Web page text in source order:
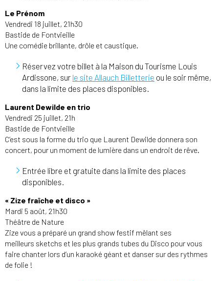
Le Prénom
Vendredi 18 juillet, 21h30
Bastide de Fontvieille
Une comédie brillante, drôle et caustique.
Réservez votre billet à la Maison du Tourisme Louis
Ardissone, sur le site Allauch Billetterie ou le soir même,
dans la limite des places disponibles.
Laurent Dewilde en trio
Vendredi 25 juillet, 21h
Bastide de Fontvieille
C’est sous la forme du trio que Laurent Dewilde donnera son
concert, pour un moment de lumière dans un endroit de rêve.
Entrée libre et gratuite dans la limite des places
disponibles.
« Zize fraîche et disco »
Mardi 5 août, 21h30
Théâtre de Nature
Zize vous a préparé un grand show festif mêlant ses
meilleurs sketchs et les plus grands tubes du Disco pour vous
faire chanter lors d’un karaoké géant et danser sur des rythmes
de folie !